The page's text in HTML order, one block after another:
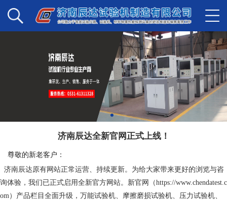
济南辰达全新官网正式上线！
尊敬的新老客户：
济南辰达原有网站正常运营、持续更新。为给大家带来更好的浏览与咨
询体验，我们已正式启用全新官方网站。新官网（https://www.chendatest.c
om）产品栏目全面升级，万能试验机、摩擦磨损试验机、压力试验机、